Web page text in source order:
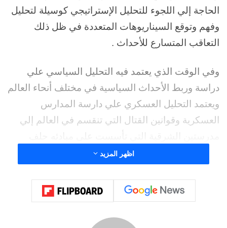
الحاجة إلي اللجوء للتحليل الإستراتيجي كوسيلة لتحليل
وفهم وتوقع السيناريوهات المتعددة في ظل ذلك
التعاقب المتسارع للأحداث .
وفي الوقت الذي يعتمد فيه التحليل السياسي علي
دراسة وربط الأحداث السياسية في مختلف أنحاء العالم
ويعتمد التحليل العسكري علي دارسة المدارس
العسكرية وقوانين القتال التي تنقسم في العالم إلي
وارسو، والتي تعزمتها الاتحاد السوفيتي، وتسلمت منها
حلف الناتو، وعلى رأسه الولايات المتحدة الأمريكية،فإن
التحليل الإستراتيجي هو العلم الذي يجمع بين كلا من
النوعين السياسي والعسكري .
اظهر المزيد